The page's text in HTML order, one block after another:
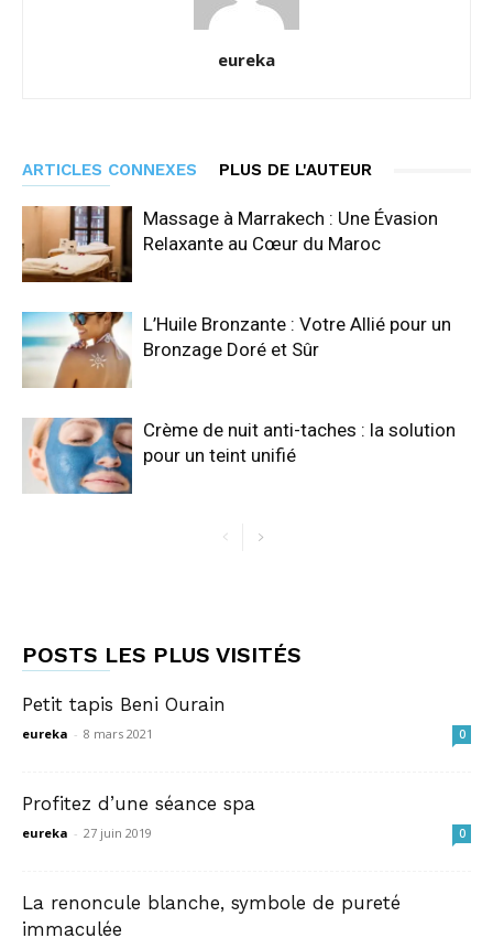
eureka
ARTICLES CONNEXES PLUS DE L'AUTEUR
Massage à Marrakech : Une Évasion
Relaxante au Cœur du Maroc
L’Huile Bronzante : Votre Allié pour un
Bronzage Doré et Sûr
Crème de nuit anti-taches : la solution
pour un teint unifié
POSTS LES PLUS VISITÉS
Petit tapis Beni Ourain
eureka - 8 mars 2021 0
Profitez d’une séance spa
eureka - 27 juin 2019 0
La renoncule blanche, symbole de pureté
immaculée